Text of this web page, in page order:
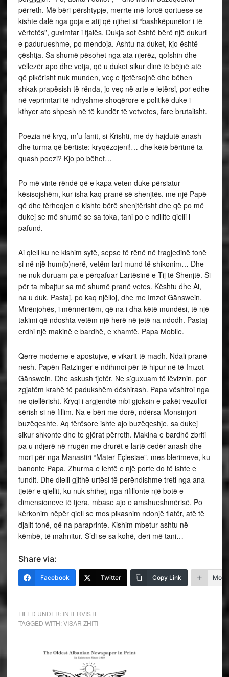
përreth. Më bëri përshtypje, merrte më forcë qortuese se
kishte dalë nga goja e atij që njihet si “bashkëpunëtor i të
vërtetës”, guximtar i fjalës. Dukja sot është bërë një dukuri
e padurueshme, po mendoja. Ashtu na duket, kjo është
çështja. Sa shumë pësohet nga ata njerëz, qofshin dhe
vëllezër apo dhe vetja, që u duket sikur dinë të bëjnë atë
që pikërisht nuk munden, veç e tjetërsojnë dhe bëhen
shkak prapësish të rënda, jo veç në arte e letërsi, por edhe
në veprimtari të ndryshme shoqërore e politikë duke i
kthyer ato shpesh në të kundër të vetvetes, fare brutalisht.
Poezia në kryq, m’u fanit, si Krishti, me dy hajdutë anash
dhe turma që bërtiste: kryqëzojeni!… dhe këtë bëritmë ta
quash poezi? Kjo po bëhet…
Po më vinte rëndë që e kapa veten duke përsiatur
kësisojshëm, kur isha kaq pranë së shenjtës, me një Papë
që dhe tërheqjen e kishte bërë shenjtërisht dhe që po më
dukej se më shumë se sa toka, tani po e ndillte qielli i
pafund.
Ai qiell ku ne kishim sytë, sepse të rënë në tragjedinë tonë
si në një hum(b)nerë, vetëm lart mund të shikonim… Dhe
ne nuk duruam pa e përqafuar Lartësinë e Tij të Shenjtë. Si
për ta mbajtur sa më shumë pranë vetes. Kështu dhe Ai,
na u duk. Pastaj, po kaq njëlloj, dhe me Imzot Gänswein.
Mirënjohës, i mërmëritëm, që na i dha këtë mundësi, të një
takimi që ndoshta vetëm një herë në jetë na ndodh. Pastaj
erdhi një makinë e bardhë, e xhamtë. Papa Mobile.
Qerre moderne e apostujve, e vikarit të madh. Ndali pranë
nesh. Papën Ratzinger e ndihmoi për të hipur në të Imzot
Gänswein. Dhe askush tjetër. Ne s’guxuam të lëviznin, por
zgjatëm krahë të padukshëm dëshirash. Papa vështroi nga
ne qiellërisht. Kryqi i argjendtë mbi gjoksin e pakët vezulloi
sërish si në fillim. Na e bëri me dorë, ndërsa Monsinjori
buzëqeshte. Aq tërësore ishte ajo buzëqeshje, sa dukej
sikur shkonte dhe te gjërat përreth. Makina e bardhë zbriti
pa u ndjerë në rrugën me drurët e lartë cedër anash dhe
mori për nga Manastiri “Mater Eçlesiae”, mes blerimeve, ku
banonte Papa. Zhurma e lehtë e një porte do të ishte e
fundit. Dhe dielli gjithë urtësi të perëndishme treti nga ana
tjetër e qiellit, ku nuk shihej, nga rifillonte një botë e
dimensioneve të tjera, mbase ajo e amshueshmërisë. Po
kërkonim nëpër qiell se mos pikasnim ndonjë flatër, atë të
djalit tonë, që na paraprinte. Kishim mbetur ashtu në
këmbë, të mahnitur. S’di se sa kohë, deri më tani…
Share via:
Facebook Twitter Copy Link More
FILED UNDER: INTERVISTE
TAGGED WITH:VISAR ZHITI